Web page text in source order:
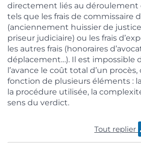
directement liés au déroulement
tels que les frais de commissaire
(anciennement huissier de
priseur judiciaire) ou les frais
les autres frais (honoraires
déplacement…). Il est impossible
l’avance le coût total d’un procès,
fonction de plusieurs éléments :
la procédure utilisée, la
sens du verdict.
Tout replier